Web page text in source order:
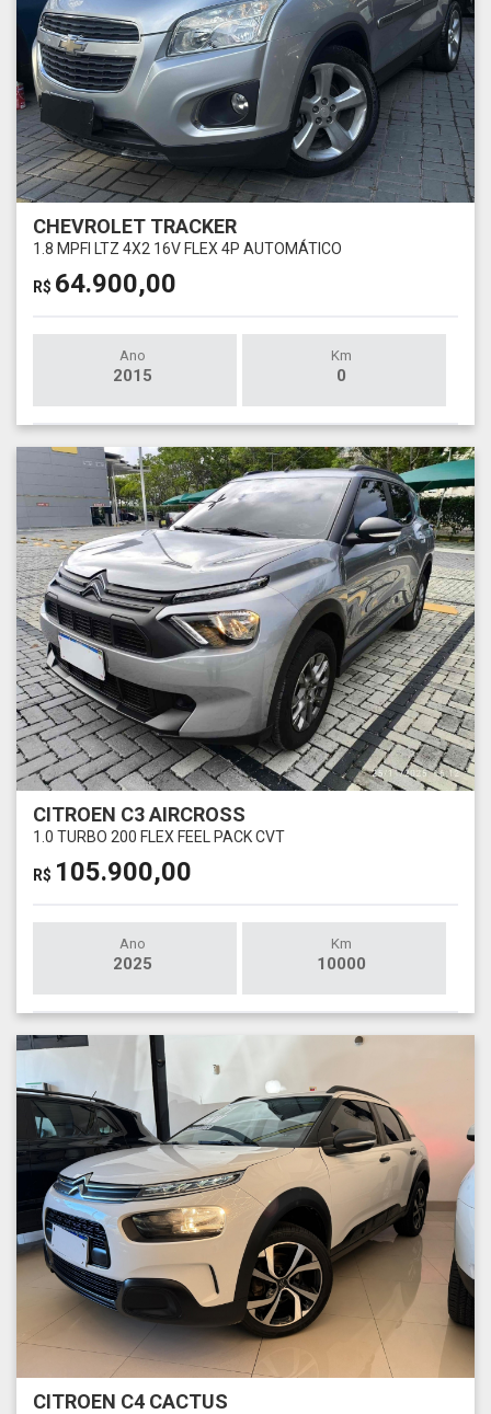
CHEVROLET TRACKER
1.8 MPFI LTZ 4X2 16V FLEX 4P AUTOMÁTICO
R$ 64.900,00
Ano
2015
Km
0
CITROEN C3 AIRCROSS
1.0 TURBO 200 FLEX FEEL PACK CVT
R$ 105.900,00
Ano
2025
Km
10000
CITROEN C4 CACTUS